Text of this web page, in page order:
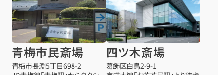
青梅市民斎場
青梅市長淵5丁目698-2
四ツ木斎場
葛飾区白鳥2-9-1